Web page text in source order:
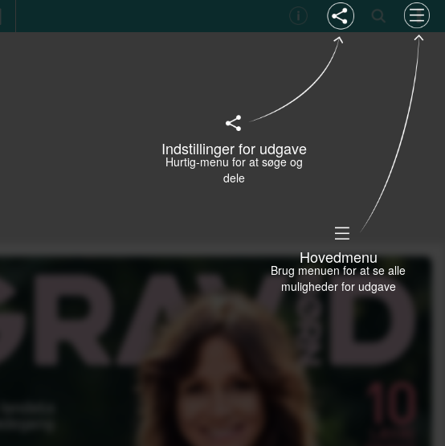
Hovedmenu
Brug menuen for at se alle
muligheder for udgave
Indstillinger for udgave
Hurtig-menu for at søge og
dele